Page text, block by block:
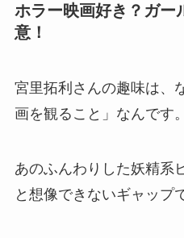
ホラー映画好き？ガー
意！
宮里拓利さんの趣味は、
画を観ること」なんです。
あのふんわりした妖精系
と想像できないギャップ